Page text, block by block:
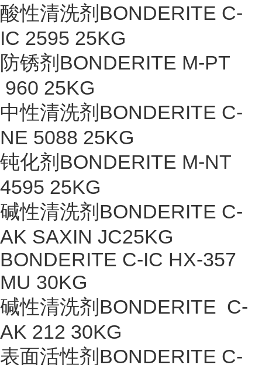
酸性清洗剂BONDERITE C-
IC 2595 25KG
防锈剂BONDERITE M-PT
960 25KG
中性清洗剂BONDERITE C-
NE 5088 25KG
钝化剂BONDERITE M-NT
4595 25KG
碱性清洗剂BONDERITE C-
AK SAXIN JC25KG
BONDERITE C-IC HX-357
MU 30KG
碱性清洗剂BONDERITE C-
AK 212 30KG
表面活性剂BONDERITE C-